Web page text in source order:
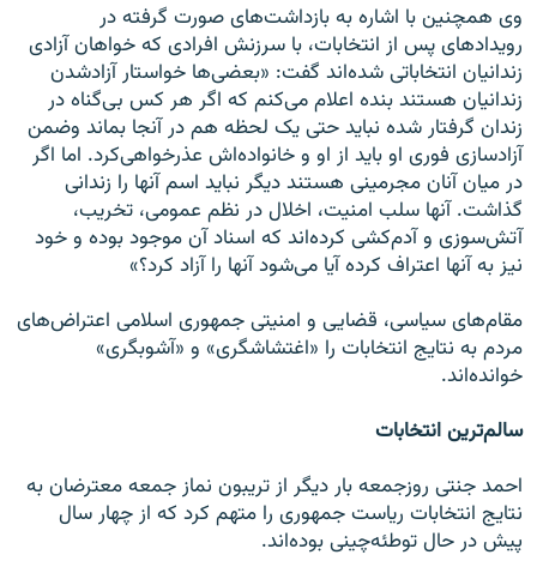
وی همچنین با اشاره به بازداشت‌های صورت گرفته در
رویدادهای پس از انتخابات، با سرزنش افرادی که خواهان آزادی
زندانیان انتخاباتی شده‌اند گفت: «بعضی‌ها خواستار آزادشدن
زندانیان هستند بنده اعلام می‌کنم که اگر هر کس بی‌گناه در
زندان گرفتار شده نباید حتی یک لحظه هم در آنجا بماند وضمن
آزادسازی فوری او باید از او و خانواده‌اش عذرخواهی‌کرد. اما اگر
در میان آنان مجرمینی هستند دیگر نباید اسم آنها را زندانی
گذاشت. آنها سلب امنیت، اخلال در نظم عمومی، تخریب،
آتش‌سوزی و آدم‌کشی کرده‌اند که اسناد آن موجود بوده و خود
نیز به آنها اعتراف کرده آیا می‌شود آنها را آزاد کرد؟»
مقام‌های سیاسی، قضایی و امنیتی جمهوری اسلامی اعتراض‌های
مردم به نتایج انتخابات را «اغتشاشگری» و «آشوبگری»
خوانده‌اند.
سالم‌ترین انتخابات
احمد جنتی روزجمعه بار دیگر از تریبون نماز جمعه معترضان به
نتایج انتخابات ریاست جمهوری را متهم کرد که از چهار سال
پیش در حال توطئه‌‌چینی بوده‌اند.